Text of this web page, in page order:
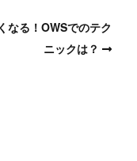
なる！OWSでのテク
ニックは？